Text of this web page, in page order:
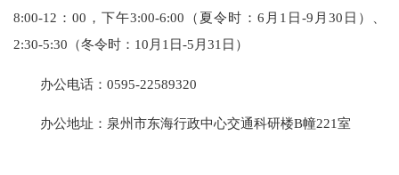
8:00-12：00，下午3:00-6:00（夏令时：6月1日-9月30日）、
2:30-5:30（冬令时：10月1日-5月31日）
办公电话：0595-22589320
办公地址：泉州市东海行政中心交通科研楼B幢221室